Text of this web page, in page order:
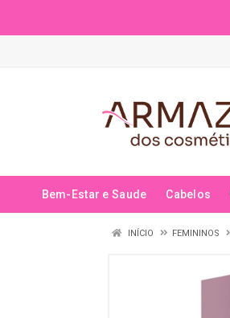
Bem-Estar e Saude Cabelos
INÍCIO FEMININOS